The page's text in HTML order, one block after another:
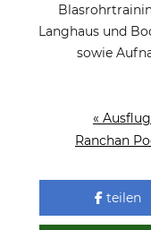
Langhaus und
sowie
«
Ranchan
teilen